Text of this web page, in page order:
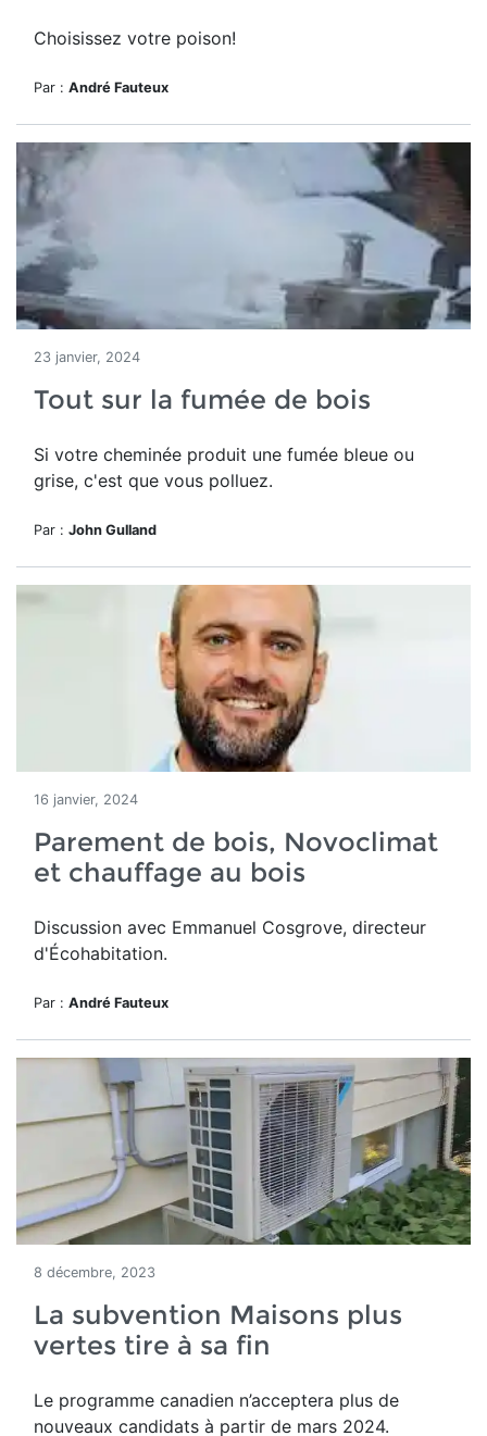
Choisissez votre poison!
Par : André Fauteux
23 janvier, 2024
Tout sur la fumée de bois
Si votre cheminée produit une fumée bleue ou
grise, c'est que vous polluez.
Par : John Gulland
16 janvier, 2024
Parement de bois, Novoclimat
et chauffage au bois
Discussion avec Emmanuel Cosgrove, directeur
d'Écohabitation.
Par : André Fauteux
8 décembre, 2023
La subvention Maisons plus
vertes tire à sa fin
Le programme canadien n’acceptera plus de
nouveaux candidats à partir de mars 2024.